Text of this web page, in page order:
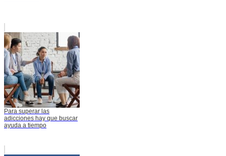
Para superar las
adicciones hay que buscar
ayuda a tiempo